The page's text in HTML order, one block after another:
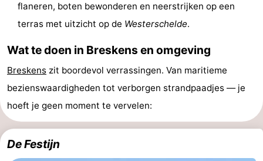
Speeltuinen
Bowlen
-
Minigolfbanen
Wellness
centra
Dorpen
&
Natuur
flaneren, boten bewonderen en neerstrijken op een
terras met uitzicht op de Westerschelde.
Wat te doen in Breskens en omgeving
Breskens zit boordevol verrassingen. Van maritieme
bezienswaardigheden tot verborgen strandpaadjes — je
hoeft je geen moment te vervelen:
De Festijn